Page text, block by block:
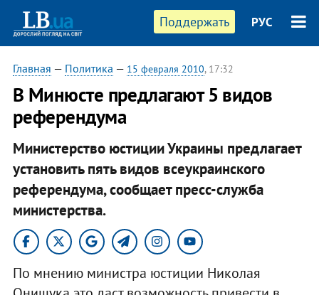
Поддержать РУС
Главная — Политика — 15 февраля 2010, 17:32
В Минюсте предлагают 5 видов
референдума
Министерство юстиции Украины предлагает
установить пять видов всеукраинского
референдума, сообщает пресс-служба
министерства.
По мнению министра юстиции Николая